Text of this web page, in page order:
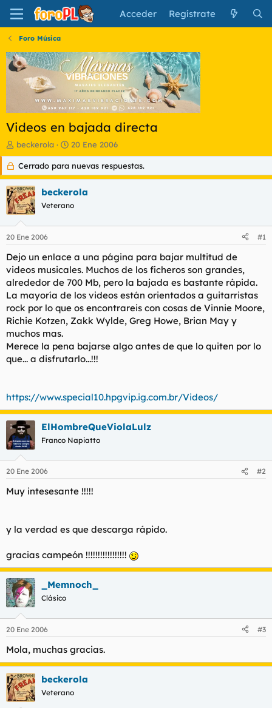
Acceder Regístrate
Foro Música
Videos en bajada directa
I
n
c
i
a
d
o
d
e
t
e
m
a
beckerola
F
e
c
h
d
e
i
o
20 Ene 2006
Cerrado para nuevas respuestas.
beckerola
Veterano
20 Ene 2006 #1
Dejo un enlace a una página para bajar multitud de
videos musicales. Muchos de los ficheros son grandes,
alrededor de 700 Mb, pero la bajada es bastante rápida.
La mayoría de los videos están orientados a guitarristas
rock por lo que os encontrareis con cosas de Vinnie Moore,
Richie Kotzen, Zakk Wylde, Greg Howe, Brian May y
muchos mas.
Merece la pena bajarse algo antes de que lo quiten por lo
que... a disfrutarlo...!!!
https://www.special10.hpgvip.ig.com.br/Videos/
ElHombreQueViolaLulz
Franco Napiatto
20 Ene 2006 #2
Muy intesesante !!!!!
y la verdad es que descarga rápido.
gracias campeón !!!!!!!!!!!!!!!!!
_Memnoch_
Clásico
20 Ene 2006 #3
Mola, muchas gracias.
beckerola
Veterano